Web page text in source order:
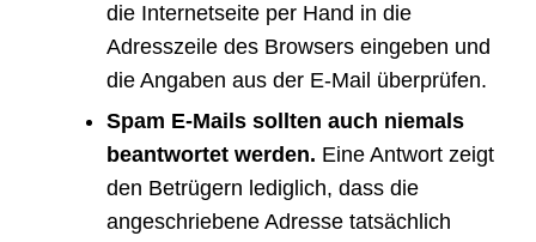
die Internetseite per Hand in die
Adresszeile des Browsers eingeben und
die Angaben aus der E-Mail überprüfen.
Spam E-Mails sollten auch niemals
beantwortet werden. Eine Antwort zeigt
den Betrügern lediglich, dass die
angeschriebene Adresse tatsächlich